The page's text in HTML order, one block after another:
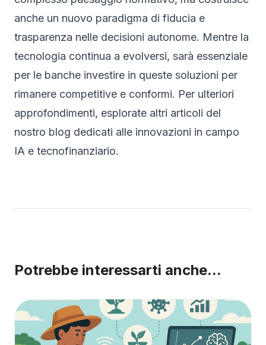
anche un nuovo paradigma di fiducia e
trasparenza nelle decisioni autonome. Mentre la
tecnologia continua a evolversi, sarà essenziale
per le banche investire in queste soluzioni per
rimanere competitive e conformi. Per ulteriori
approfondimenti, esplorate altri articoli del
nostro blog dedicati alle innovazioni in campo
IA e tecnofinanziario.
Potrebbe interessarti anche...